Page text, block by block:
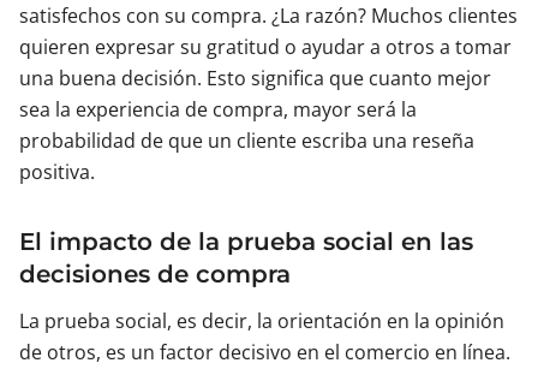
satisfechos con su compra. ¿La razón? Muchos clientes
quieren expresar su gratitud o ayudar a otros a tomar
una buena decisión. Esto significa que cuanto mejor
sea la experiencia de compra, mayor será la
probabilidad de que un cliente escriba una reseña
positiva.
El impacto de la prueba social en las
decisiones de compra
La prueba social, es decir, la orientación en la opinión
de otros, es un factor decisivo en el comercio en línea.